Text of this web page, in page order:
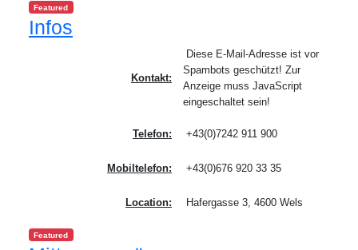
Featured
Infos
Kontakt:
Diese E-Mail-Adresse ist vor
Spambots geschützt! Zur
Anzeige muss JavaScript
eingeschaltet sein!
Telefon: +43(0)7242 911 900
Mobiltelefon: +43(0)676 920 33 35
Location: Hafergasse 3, 4600 Wels
Featured